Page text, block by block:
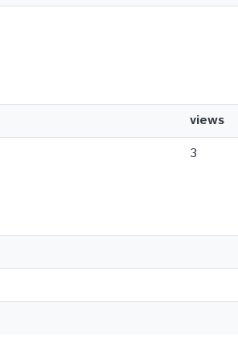
views
3